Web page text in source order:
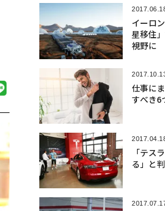
イーロ
星移住
視野に
仕事に
すべき6
「テス
る」と